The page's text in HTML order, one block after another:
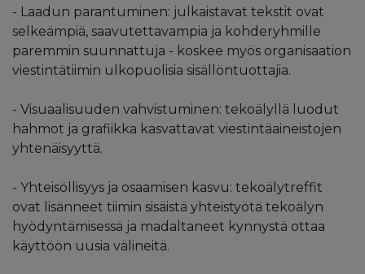
- Laadun parantuminen: julkaistavat tekstit ovat
selkeämpiä, saavutettavampia ja kohderyhmille
paremmin suunnattuja - koskee myös organisaation
viestintätiimin ulkopuolisia sisällöntuottajia.
- Visuaalisuuden vahvistuminen: tekoälyllä luodut
hahmot ja grafiikka kasvattavat viestintäaineistojen
yhtenäisyyttä.
- Yhteisöllisyys ja osaamisen kasvu: tekoälytreffit
ovat lisänneet tiimin sisäistä yhteistyötä tekoälyn
hyödyntämisessä ja madaltaneet kynnystä ottaa
käyttöön uusia välineitä.